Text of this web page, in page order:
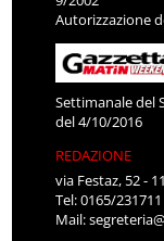
Autorizzazione
Settimanale del
del 4/10/2016
REDAZIONE
via Festaz, 52 -
Tel: 0165/
Mail: